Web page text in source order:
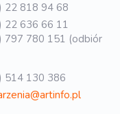
22 818 94 68
22 636 66 11
797 780 151 (odbiór
514 130 386